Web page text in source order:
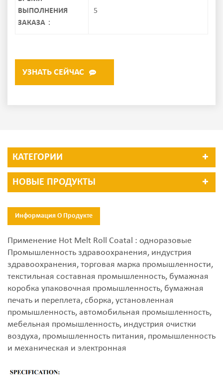
ВЫПОЛНЕНИЯ
ЗАКАЗА：
5
УЗНАТЬ СЕЙЧАС
КАТЕГОРИИ
НОВЫЕ ПРОДУКТЫ
Информация О Продукте
Применение Hot Melt Roll Coatal : одноразовые
Промышленность здравоохранения, индустрия
здравоохранения, торговая марка промышленности,
текстильная составная промышленность, бумажная
коробка упаковочная промышленность, бумажная
печать и переплета, сборка, установленная
промышленность, автомобильная промышленность,
мебельная промышленность, индустрия очистки
воздуха, промышленность питания, промышленность
и механическая и электронная